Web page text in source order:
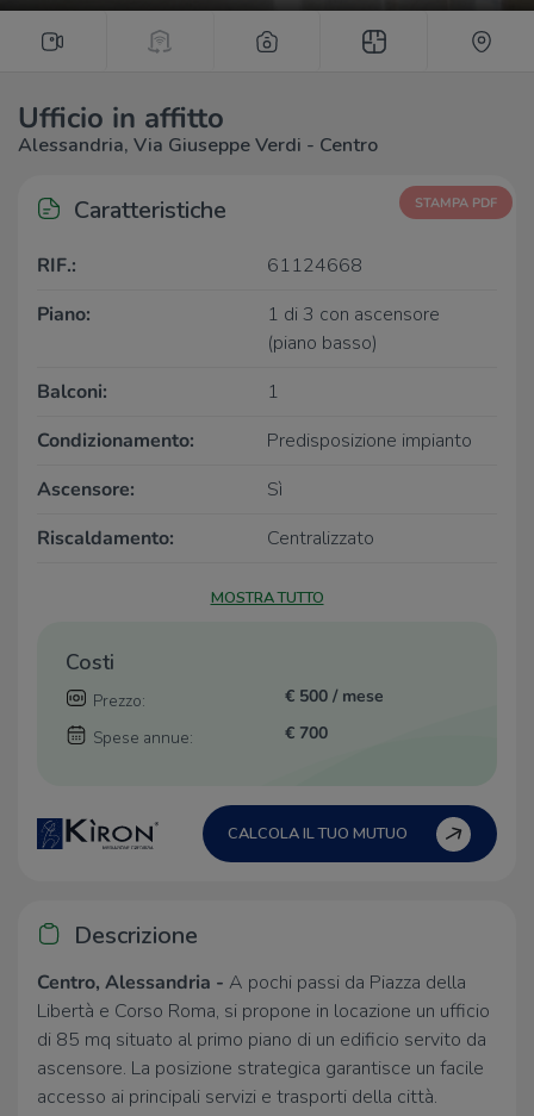
Ufficio in affitto
Alessandria, Via Giuseppe Verdi - Centro
Caratteristiche STAMPA PDF
RIF.:
61124668
Piano:
1 di 3 con ascensore
(piano basso)
Balconi:
1
Condizionamento:
Predisposizione impianto
Ascensore:
Sì
Riscaldamento:
Centralizzato
MOSTRA TUTTO
Costi
Prezzo:
€ 500 / mese
Spese annue:
€ 700
CALCOLA IL TUO MUTUO
Descrizione
Centro, Alessandria - A pochi passi da Piazza della
Libertà e Corso Roma, si propone in locazione un ufficio
di 85 mq situato al primo piano di un edificio servito da
ascensore. La posizione strategica garantisce un facile
accesso ai principali servizi e trasporti della città.